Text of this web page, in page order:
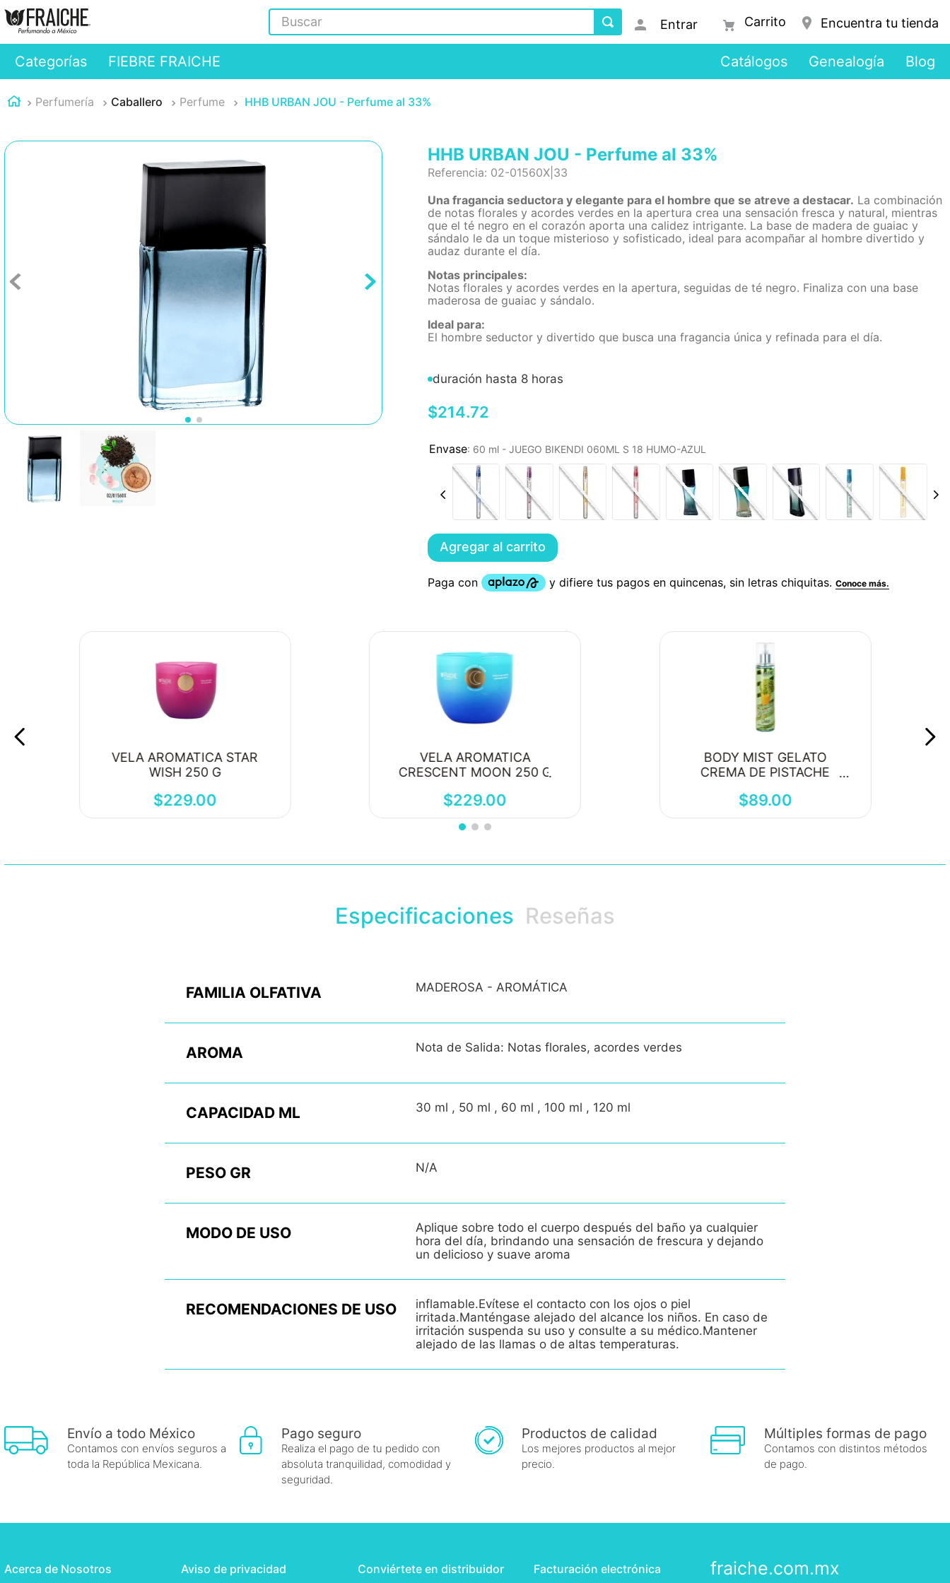
Buscar
Entrar Encuentra tu tienda
Categorías FIEBRE FRAICHE Catálogos Genealogía Blog
Perfumería Caballero Perfume HHB URBAN JOU - Perfume al 33%
HHB URBAN JOU - Perfume al 33%
Referencia: 02-01560X|33
Una fragancia seductora y elegante para el hombre que se atreve a destacar. La combinación
de notas florales y acordes verdes en la apertura crea una sensación fresca y natural, mientras
que el té negro en el corazón aporta una calidez intrigante. La base de madera de guaiac y
sándalo le da un toque misterioso y sofisticado, ideal para acompañar al hombre divertido y
audaz durante el día.
Notas principales:
Notas florales y acordes verdes en la apertura, seguidas de té negro. Finaliza con una base
maderosa de guaiac y sándalo.
Ideal para:
El hombre seductor y divertido que busca una fragancia única y refinada para el día.
duración hasta 8 horas
$214.72
: 60 ml - JUEGO BIKENDI 060ML S 18 HUMO-AZUL
Agregar al carrito
VELA AROMATICA STAR
WISH 250 G
$229.00
VELA AROMATICA
CRESCENT MOON 250 G
$229.00
BODY MIST GELATO
CREMA DE PISTACHE
$89.00
Especificaciones Reseñas
FAMILIA OLFATIVA MADEROSA - AROMÁTICA
AROMA Nota de Salida: Notas florales, acordes verdes
CAPACIDAD ML 30 ml , 50 ml , 60 ml , 100 ml , 120 ml
PESO GR N/A
MODO DE USO
Aplique sobre todo el cuerpo después del baño ya cualquier
hora del día, brindando una sensación de frescura y dejando
un delicioso y suave aroma
RECOMENDACIONES DE USO
inflamable.Evítese el contacto con los ojos o piel
irritada.Manténgase alejado del alcance los niños. En caso de
irritación suspenda su uso y consulte a su médico.Mantener
alejado de las llamas o de altas temperaturas.
Envío a todo México
Contamos con envíos seguros a
toda la República Mexicana.
Pago seguro
Realiza el pago de tu pedido con
absoluta tranquilidad, comodidad y
seguridad.
Productos de calidad
Los mejores productos al mejor
precio.
Múltiples formas de pago
Contamos con distintos métodos
de pago.
Acerca de Nosotros Aviso de privacidad Conviértete en distribuidor Facturación electrónica fraiche.com.mx